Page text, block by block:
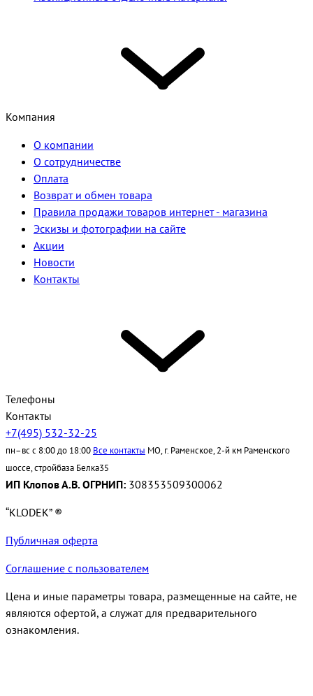
Компания
О компании
О сотрудничестве
Оплата
Возврат и обмен товара
Правила продажи товаров интернет - магазина
Эскизы и фотографии на сайте
Акции
Новости
Контакты
Телефоны
Контакты
+7(495) 532-32-25
пн–вс с 8:00 до 18:00 Все контакты МО, г. Раменское, 2-й км Раменского
шоссе, стройбаза Белка35
ИП Клопов А.В. ОГРНИП: 308353509300062
“KLODEK” ®
Публичная оферта
Соглашение с пользователем
Цена и иные параметры товара, размещенные на сайте, не
являются офертой, а служат для предварительного
ознакомления.